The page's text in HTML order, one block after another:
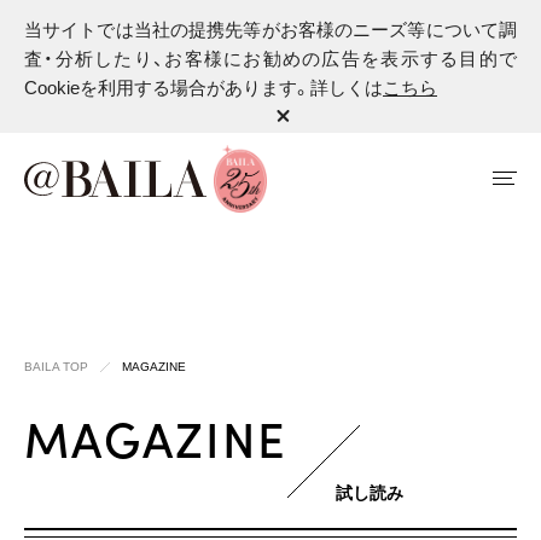
当サイトでは当社の提携先等がお客様のニーズ等について調
査・分析したり、お客様にお勧めの広告を表示する目的で
Cookieを利用する場合があります。詳しくはこちら
BAILA TOP MAGAZINE
MAGAZINE
試し読み